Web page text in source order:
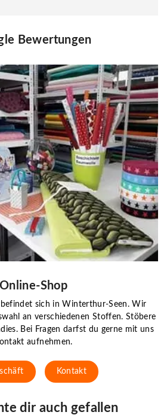
Bewertungen
Online-Shop
sich in Winterthur-Seen. Wir
an verschiedenen Stoffen. Stöbere
Bei Fragen darfst du gerne mit uns
aufnehmen.
Kontakt
dir auch gefallen